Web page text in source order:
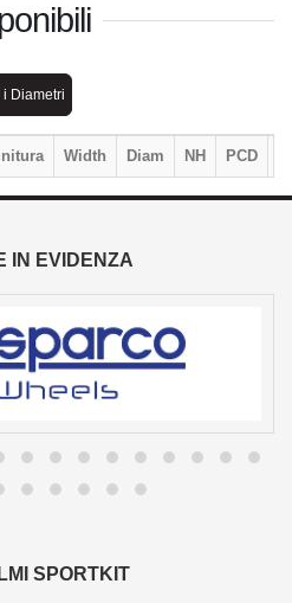
i Diametri
Width Diam NH PCD
IN EVIDENZA
SPORTKIT